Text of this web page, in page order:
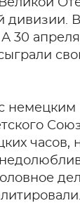
дивизии.
30
немецким
часов,